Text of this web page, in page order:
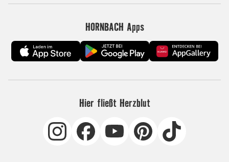
HORNBACH Apps
Hier fließt Herzblut